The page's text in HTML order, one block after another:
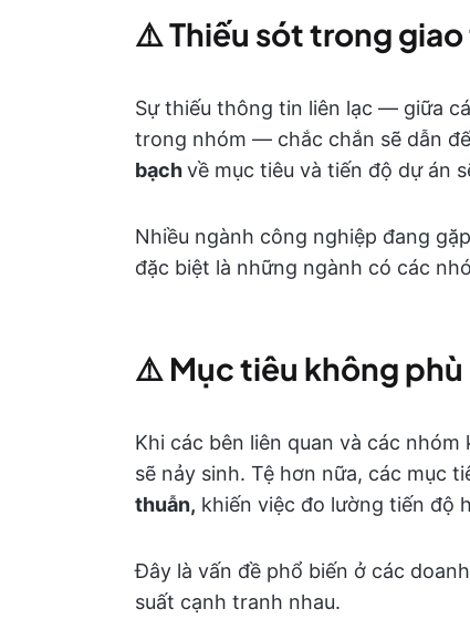
⚠️Thiếu sót trong
Sự thiếu thông tin liên lạc — giữa
trong nhóm — chắc chắn sẽ dẫn
bạchvề mục tiêu và tiến độ dự án
Nhiều ngành công nghiệp đang
đặc biệt là những ngành có các
⚠️ Mục tiêu không
Khi các bên liên quan và các
sẽ nảy sinh. Tệ hơn nữa, các mục
thuẫn, khiến việc đo lường tiến độ
Đây là vấn đề phổ biến ở các
suất cạnh tranh nhau.